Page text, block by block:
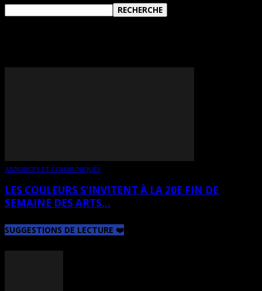
ANNONCES ET COMMUNIQUÉS
LES COULEURS S’INVITENT À LA 20E FIN DE
SEMAINE DES ARTS...
SUGGESTIONS DE LECTURE ❤️